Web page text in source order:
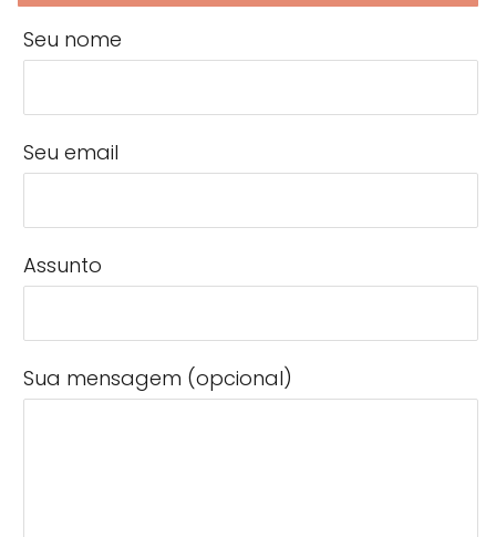
Seu nome
Seu email
Assunto
Sua mensagem (opcional)